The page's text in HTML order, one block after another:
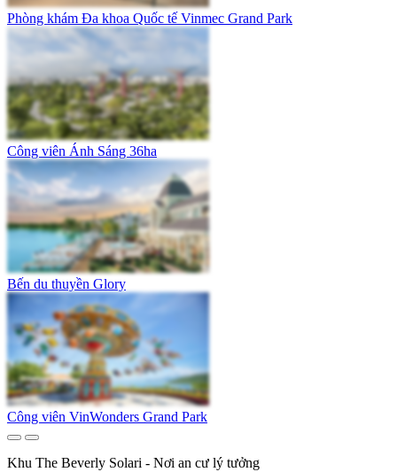
Phòng khám Đa khoa Quốc tế Vinmec Grand Park
Công viên Ánh Sáng 36ha
Bến du thuyền Glory
Công viên VinWonders Grand Park
Khu The Beverly Solari - Nơi an cư lý tưởng